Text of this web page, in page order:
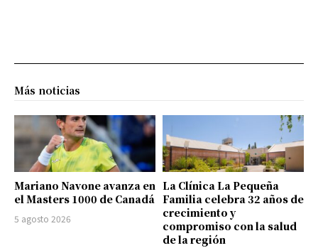
Más noticias
Mariano Navone avanza en
el Masters 1000 de Canadá
5 agosto 2026
La Clínica La Pequeña
Familia celebra 32 años de
crecimiento y
compromiso con la salud
de la región